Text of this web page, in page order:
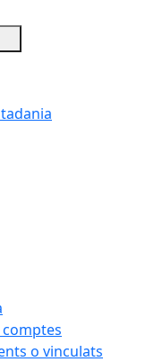
comptes
o vinculats